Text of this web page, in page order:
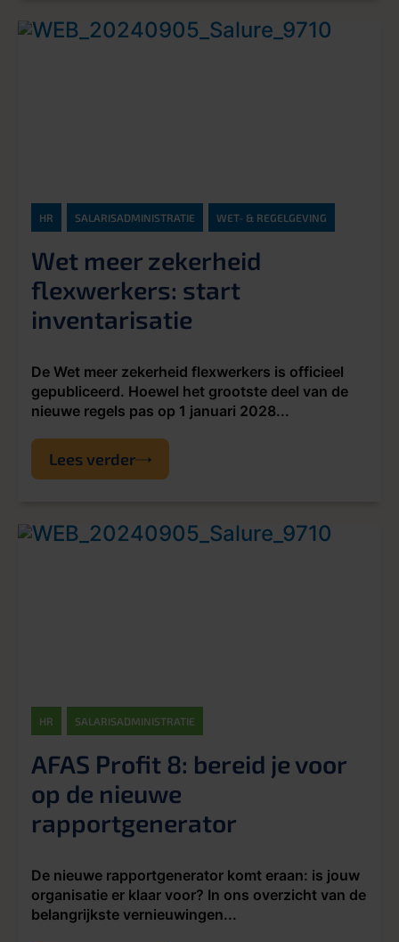
HR SALARISADMINISTRATIE WET- & REGELGEVING
Wet meer zekerheid
flexwerkers: start
inventarisatie
De Wet meer zekerheid flexwerkers is officieel
gepubliceerd. Hoewel het grootste deel van de
nieuwe regels pas op 1 januari 2028...
Lees verder
HR SALARISADMINISTRATIE
AFAS Profit 8: bereid je voor
op de nieuwe
rapportgenerator
De nieuwe rapportgenerator komt eraan: is jouw
organisatie er klaar voor? In ons overzicht van de
belangrijkste vernieuwingen...